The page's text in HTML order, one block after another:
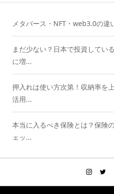
メタバース・NFT・web3.0の違
まだ少ない？日本で投資してい
に増...
押入れは使い方次第！収納率を
活用...
本当に入るべき保険とは？保険
ェッ...